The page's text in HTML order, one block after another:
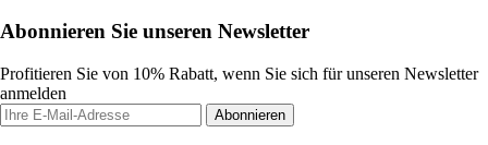
Abonnieren Sie unseren Newsletter
Profitieren Sie von 10% Rabatt, wenn Sie sich für unseren Newsletter
anmelden
Abonnieren